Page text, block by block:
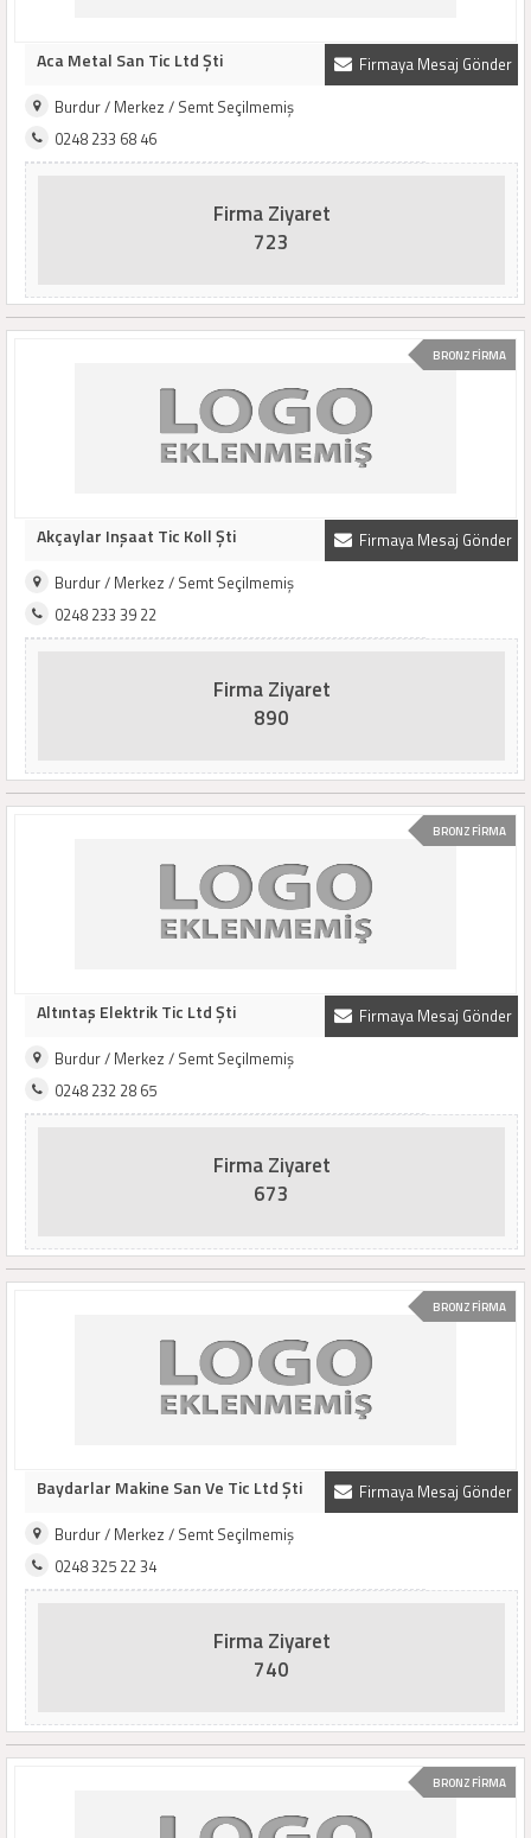
Firmaya Mesaj Gönder
Aca Metal San Tic Ltd Şti
Burdur / Merkez / Semt Seçilmemiş
0248 233 68 46
Firma Ziyaret
723
BRONZ FİRMA
Firmaya Mesaj Gönder
Akçaylar Inşaat Tic Koll Şti
Burdur / Merkez / Semt Seçilmemiş
0248 233 39 22
Firma Ziyaret
890
BRONZ FİRMA
Firmaya Mesaj Gönder
Altıntaş Elektrik Tic Ltd Şti
Burdur / Merkez / Semt Seçilmemiş
0248 232 28 65
Firma Ziyaret
673
BRONZ FİRMA
Firmaya Mesaj Gönder
Baydarlar Makine San Ve Tic Ltd Şti
Burdur / Merkez / Semt Seçilmemiş
0248 325 22 34
Firma Ziyaret
740
BRONZ FİRMA